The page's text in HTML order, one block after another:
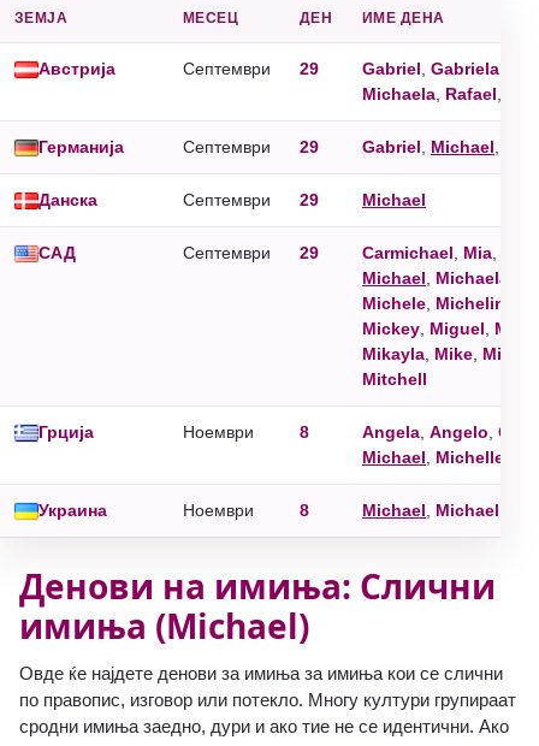
ЗЕМЈА МЕСЕЦ ДЕН ИМЕ ДЕНА
Австрија Септември 29 Gabriel Gabriela
Michaela Rafael
Германија Септември 29 Gabriel Michael
Данска Септември 29 Michael
САД Септември 29 Carmichael Mia
Michael
Michaela
Michele Micheline
Mickey Miguel
Mikayla Mike Mikel
Mitchell
Грција Ноември 8 Angela Angelo
Michael
Michelle
Украина Ноември 8 Michael Michaelina
Денови на имиња: Слични
имиња (Michael)
Овде ќе најдете денови за имиња за имиња кои се слични
по правопис, изговор или потекло. Многу култури групираат
сродни имиња заедно, дури и ако тие не се идентични. Ако